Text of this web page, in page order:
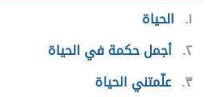
١
الحياة
٢ أجمل حكمة في الحياة
٣ علّمتني الحياة